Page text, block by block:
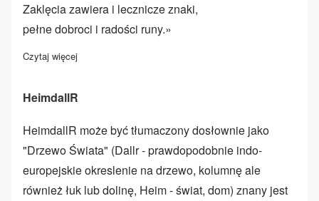
Zaklęcia zawiera i lecznicze znaki,
pełne dobroci i radości runy.»
Czytaj więcej
HeimdallR
HeimdallR może być tłumaczony dosłownie jako
"Drzewo Świata" (Dallr - prawdopodobnie indo-
europejskie okreslenie na drzewo, kolumnę ale
również łuk lub dolinę, Heim - świat, dom) znany jest